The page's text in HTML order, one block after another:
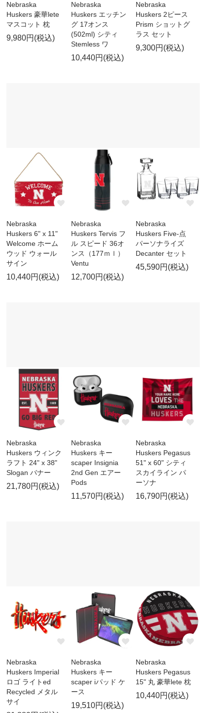
Nebraska
Huskers 豪華lete
マスコット 枕
9,980円(税込)
Nebraska
Huskers エッチン
グ 17オンス
(502ml) シティ
Stemless ワ
10,440円(税込)
Nebraska
Huskers 2ピース
Prism ショットグ
ラス セット
9,300円(税込)
Nebraska
Huskers 6" x 11"
Welcome ホーム
ウッド ウォール
サイン
10,440円(税込)
Nebraska
Huskers Tervis フ
ル スピード 36オ
ンス（177ｍｌ）
Ventu
12,700円(税込)
Nebraska
Huskers Five-点
パーソナライズ
Decanter セット
45,590円(税込)
Nebraska
Huskers ウィンク
ラフト 24" x 38"
Slogan バナー
21,780円(税込)
Nebraska
Huskers キー
scaper Insignia
2nd Gen エアー
Pods
11,570円(税込)
Nebraska
Huskers Pegasus
51" x 60" シティ
スカイライン パ
ーソナ
16,790円(税込)
Nebraska
Huskers Imperial
ロゴ ライトed
Recycled メタル
サイ
Nebraska
Huskers キー
scaper iパッド ケ
ース
19,510円(税込)
Nebraska
Huskers Pegasus
15" 丸 豪華lete 枕
10,440円(税込)